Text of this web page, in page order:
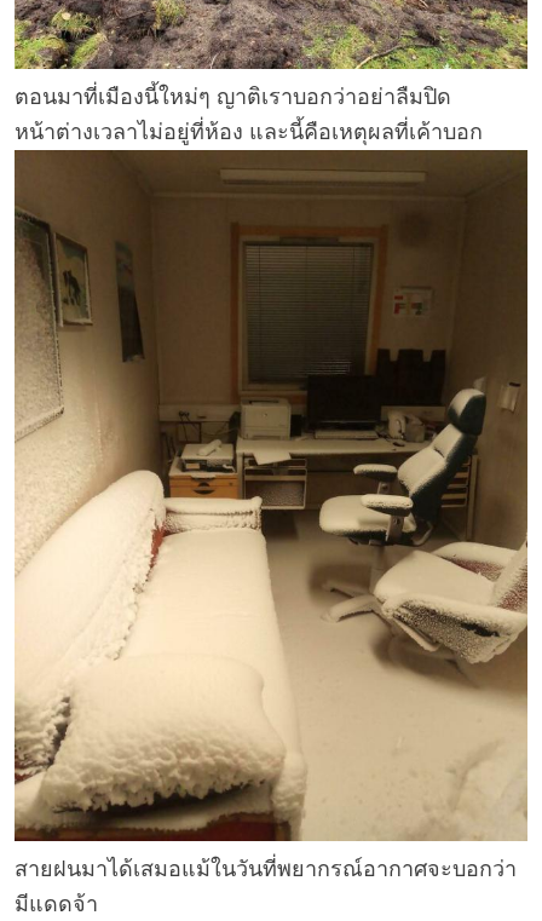
ตอนมาที่เมืองนี้ใหม่ๆ ญาติเราบอกว่าอย่าลืมปิด
หน้าต่างเวลาไม่อยู่ที่ห้อง และนี้คือเหตุผลที่เค้าบอก
สายฝนมาได้เสมอแม้ในวันที่พยากรณ์อากาศจะบอกว่า
มีแดดจ้า